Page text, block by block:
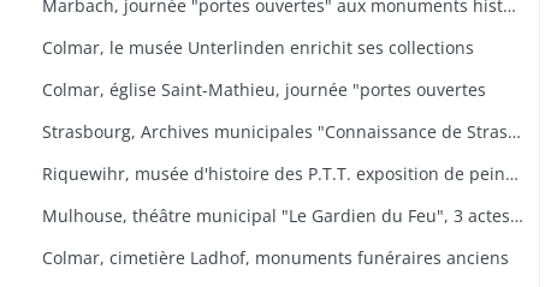
Marbach, journée "portes ouvertes" aux monuments historiques
Colmar, le musée Unterlinden enrichit ses collections
Colmar, église Saint-Mathieu, journée "portes ouvertes
Strasbourg, Archives municipales "Connaissance de Strasbourg
Riquewihr, musée d'histoire des P.T.T. exposition de peintures sous-verre
Mulhouse, théâtre municipal "Le Gardien du Feu", 3 actes et 4 tableaux d'après le roman d'Anatole le Braz
Colmar, cimetière Ladhof, monuments funéraires anciens